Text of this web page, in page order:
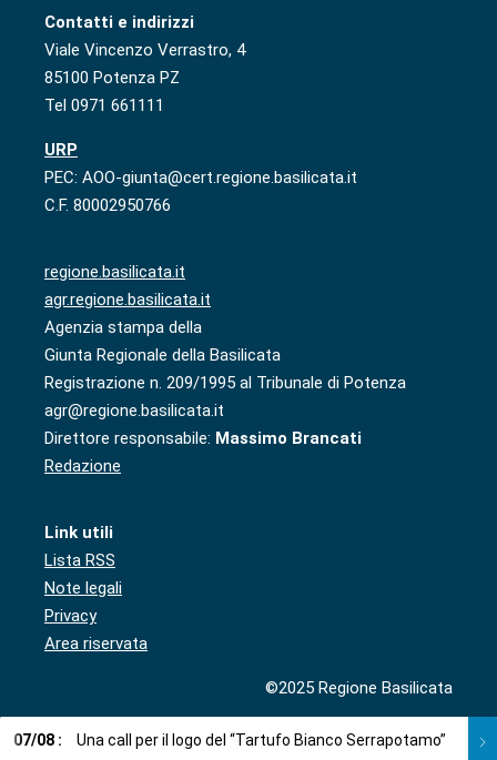
Contatti e indirizzi
Viale Vincenzo Verrastro, 4
85100 Potenza PZ
Tel 0971 661111
URP
PEC: AOO-giunta@cert.regione.basilicata.it
C.F. 80002950766
regione.basilicata.it
agr.regione.basilicata.it
Agenzia stampa della
Giunta Regionale della Basilicata
Registrazione n. 209/1995 al Tribunale di Potenza
agr@regione.basilicata.it
Direttore responsabile: Massimo Brancati
Redazione
Link utili
Lista RSS
Note legali
Privacy
Area riservata
©2025 Regione Basilicata
07/08 : Una call per il logo del “Tartufo Bianco Serrapotamo” 07